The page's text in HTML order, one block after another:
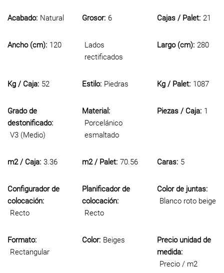
Acabado: Natural Grosor: 6 Cajas / Palet: 21
Ancho (cm): 120
Lados
rectificados
Largo (cm): 280
Kg / Caja: 52 Estilo: Piedras Kg / Palet: 1087
Grado de
destonificado:
V3 (Medio)
Material:
Porcelánico
esmaltado
Piezas / Caja: 1
m2 / Caja: 3.36 m2 / Palet: 70.56 Caras: 5
Configurador de
colocación:
Recto
Planificador de
colocación:
Recto
Color de juntas:
Blanco roto beige
Formato:
Rectangular
Color: Beiges
Precio unidad de
medida:
Precio / m2